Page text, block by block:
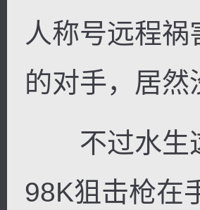
人称号远程
的对手，居
不过水生这
98K狙击枪在